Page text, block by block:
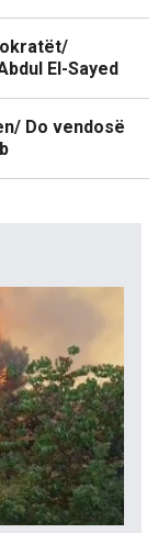
El-Sayed
Do vendosë